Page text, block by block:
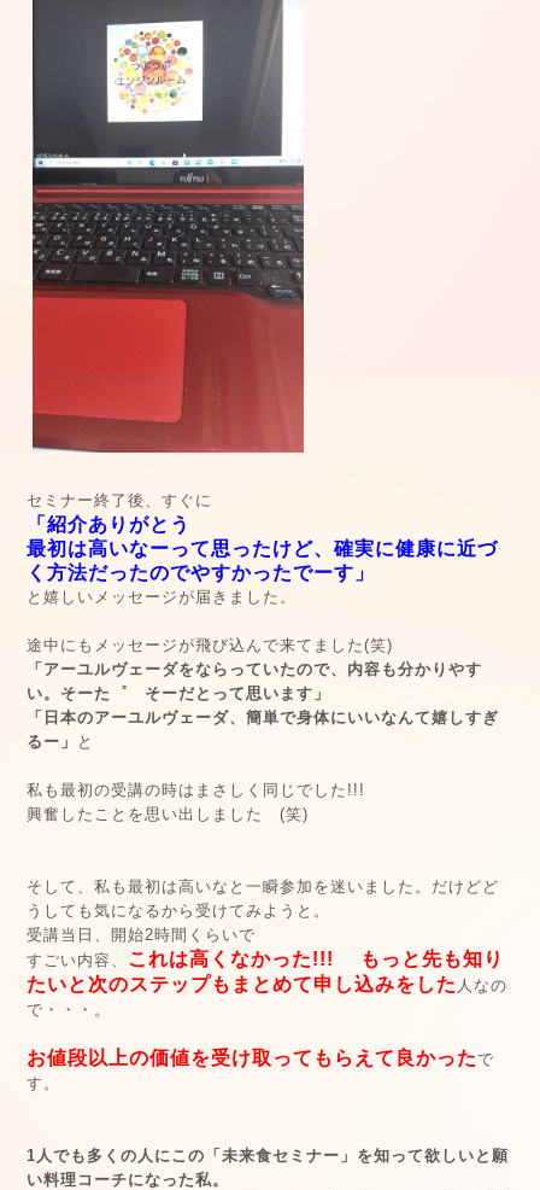
セミナー終了後、すぐに
「紹介ありがとう
最初は高いなーって思ったけど、確実に健康に近づ
く方法だったのでやすかったでーす」
と嬉しいメッセージが届きました。
途中にもメッセージが飛び込んで来てました(笑)
「アーユルヴェーダをならっていたので、内容も分かりやす
い。そーた゜ そーだとって思います」
「日本のアーユルヴェーダ、簡単で身体にいいなんて嬉しすぎ
るー」
と
私も最初の受講の時はまさしく同じでした!!!
興奮したことを思い出しました (笑)
そして、私も最初は高いなと一瞬参加を迷いました。だけどど
うしても気になるから受けてみようと。
受講当日、開始2時間くらいで
すごい内容、
これは高くなかった!!! もっと先も知り
たいと次のステップもまとめて申し込みをした 人なの
で・・・。
お値段以上の価値を受け取ってもらえて良かった で
す。
1人でも多くの人にこの「未来食セミナー」を知って欲しいと願
い料理コーチになった私。